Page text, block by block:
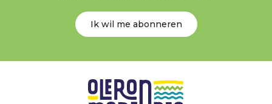
Ik wil me abonneren